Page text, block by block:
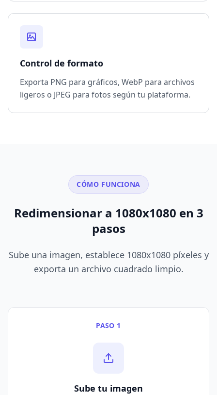
Control de formato
Exporta PNG para gráficos, WebP para archivos
ligeros o JPEG para fotos según tu plataforma.
CÓMO FUNCIONA
Redimensionar a 1080x1080 en 3
pasos
Sube una imagen, establece 1080x1080 píxeles y
exporta un archivo cuadrado limpio.
PASO 1
Sube tu imagen